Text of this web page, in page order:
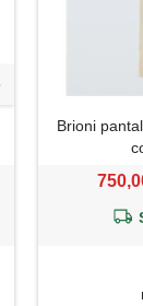
Brioni